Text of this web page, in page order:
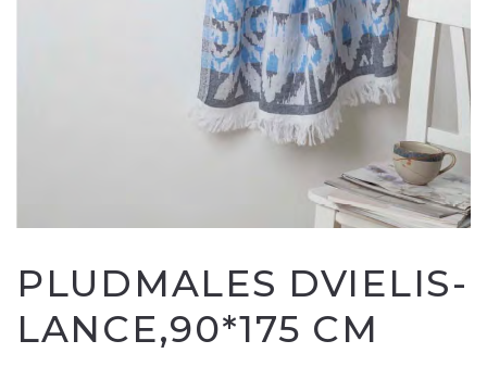
PLUDMALES DVIELIS-
LANCE,90*175 CM